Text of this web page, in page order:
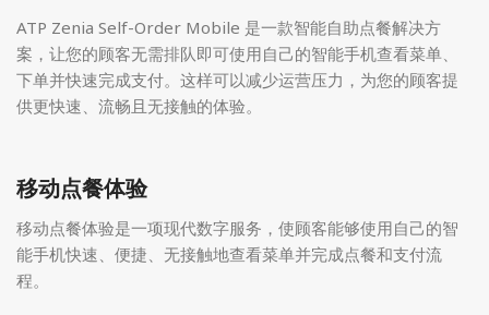
ATP Zenia Self-Order Mobile 是一款智能自助点餐解决方
案，让您的顾客无需排队即可使用自己的智能手机查看菜单、
下单并快速完成支付。这样可以减少运营压力，为您的顾客提
供更快速、流畅且无接触的体验。
移动点餐体验
移动点餐体验是一项现代数字服务，使顾客能够使用自己的智
能手机快速、便捷、无接触地查看菜单并完成点餐和支付流
程。